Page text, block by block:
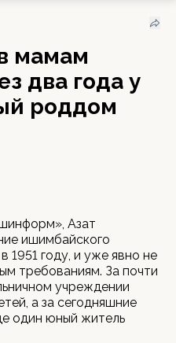
мамам
два года у
роддом
Азат
ишимбайского
году, и уже явно не
требованиям. За почти
учреждении
а за сегодняшние
один юный житель